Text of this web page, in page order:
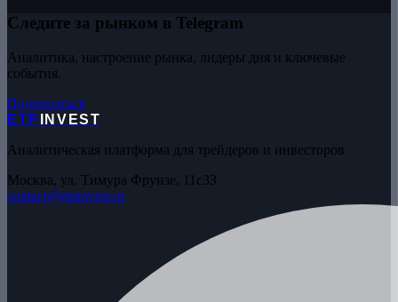
Следите за рынком в Telegram
Аналитика, настроение рынка, лидеры дня и ключевые
события.
Подписаться
ETP
INVEST
Аналитическая платформа для трейдеров и инвесторов
Москва, ул. Тимура Фрунзе, 11с33
contact@etpinvest.ru